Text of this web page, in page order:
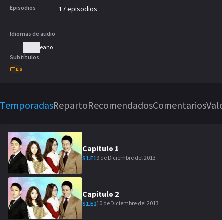
Episodios 17 episodios
Idiomas de audio
Coreano
Subtítulos
ES
TemporadasRepartoRecomendadosComentarios
Capitulo 1
S1.E19 de Diciembre del 2013
Capitulo 2
S1.E210 de Diciembre del 2013